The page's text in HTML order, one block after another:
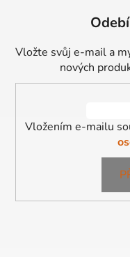
Vložte svůj e-mail a
nových
Vložením e-mailu